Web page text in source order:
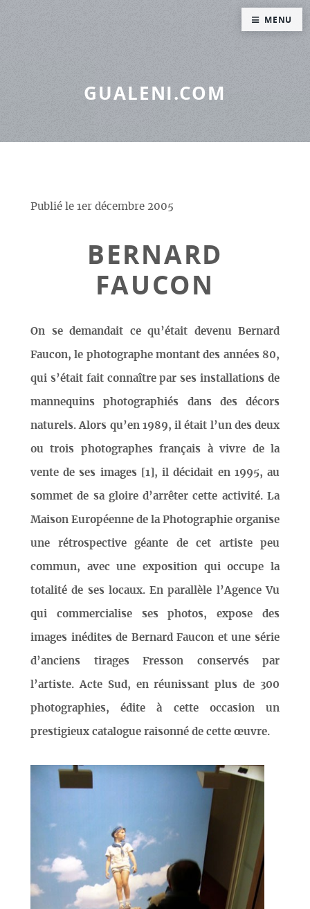
GUALENI.COM
Publié le 1er décembre 2005
BERNARD
FAUCON
On se demandait ce qu’était devenu Bernard
Faucon, le photographe montant des années 80,
qui s’était fait connaître par ses installations de
mannequins photographiés dans des décors
naturels. Alors qu’en 1989, il était l’un des deux
ou trois photographes français à vivre de la
vente de ses images [1], il décidait en 1995, au
sommet de sa gloire d’arrêter cette activité. La
Maison Européenne de la Photographie organise
une rétrospective géante de cet artiste peu
commun, avec une exposition qui occupe la
totalité de ses locaux. En parallèle l’Agence Vu
qui commercialise ses photos, expose des
images inédites de Bernard Faucon et une série
d’anciens tirages Fresson conservés par
l’artiste. Acte Sud, en réunissant plus de 300
photographies, édite à cette occasion un
prestigieux catalogue raisonné de cette œuvre.
MENU